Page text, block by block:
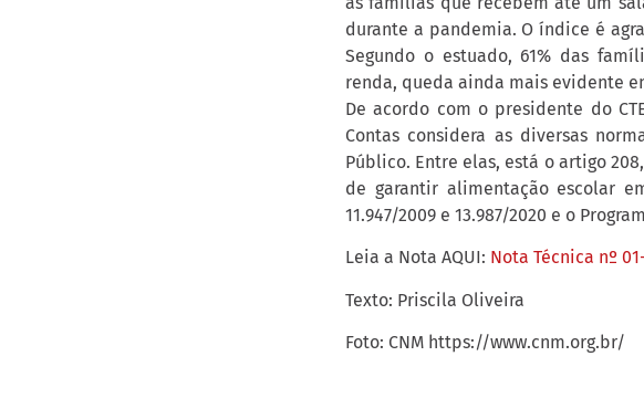
durante a pandemia. O índice é
Segundo o estuado, 61% das
renda, queda ainda mais evidente
De acordo com o presidente do
Contas considera as diversas
Público. Entre elas, está o artigo
de garantir alimentação escolar
11.947/2009 e 13.987/2020 e o
Leia a Nota AQUI: Nota Técnica nº
Texto: Priscila Oliveira
Foto: CNM https://www.cnm.org.br/